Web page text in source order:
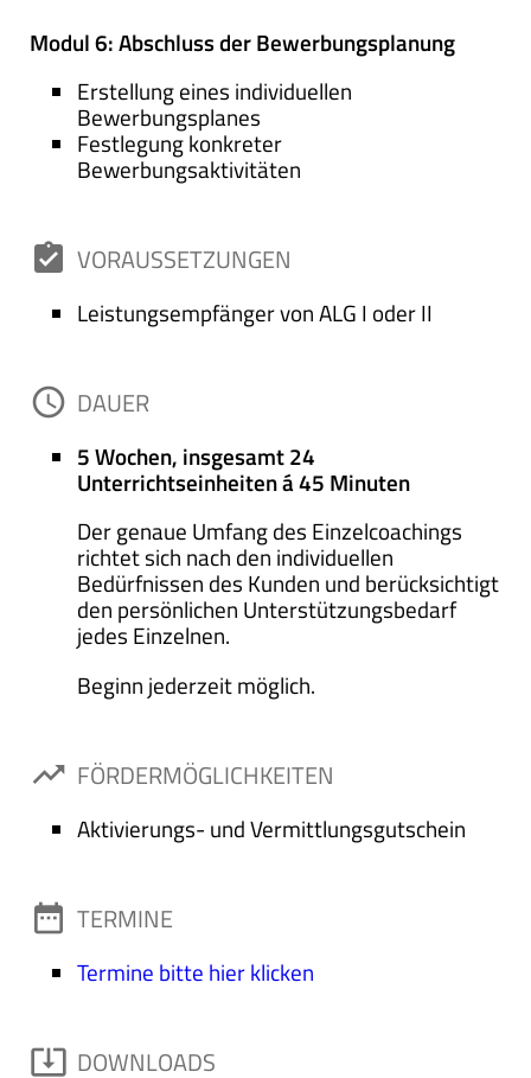
Modul 6: Abschluss der Bewerbungsplanung
Erstellung eines individuellen
Bewerbungsplanes
Festlegung konkreter
Bewerbungsaktivitäten
assignment_turned_in VORAUSSETZUNGEN
Leistungsempfänger von ALG I oder II
access_time DAUER
5 Wochen, insgesamt 24
Unterrichtseinheiten á 45 Minuten
Der genaue Umfang des Einzelcoachings
richtet sich nach den individuellen
Bedürfnissen des Kunden und berücksichtigt
den persönlichen Unterstützungsbedarf
jedes Einzelnen.
Beginn jederzeit möglich.
trending_up FÖRDERMÖGLICHKEITEN
Aktivierungs- und Vermittlungsgutschein
date_range TERMINE
Termine bitte hier klicken
system_update_alt DOWNLOADS